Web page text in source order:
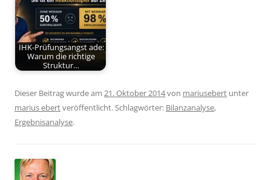
IHK-Prüfungsangst ade:
Warum die richtige
Struktur…
Dieser Beitrag wurde am 21. Oktober 2014von mariusebert unter
marius ebertveröffentlicht. Schlagwörter: Bilanzanalyse,
Ergebnisanalyse.